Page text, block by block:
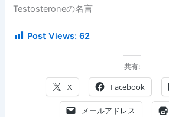
Testosteroneの名言
Post Views: 62
共有:
X Facebook
メールアドレス